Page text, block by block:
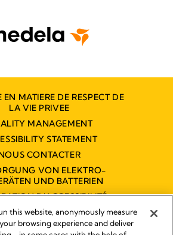
MATIERE DE RESPECT DE
LA VIE PRIVEE
MANAGEMENT
STATEMENT
CONTACTER
VON ELEKTRO-
UND BATTERIEN
D'ACCESSIBILITÉ
NUMÉRIQUE
this website, anonymously measure
browsing experience and deliver